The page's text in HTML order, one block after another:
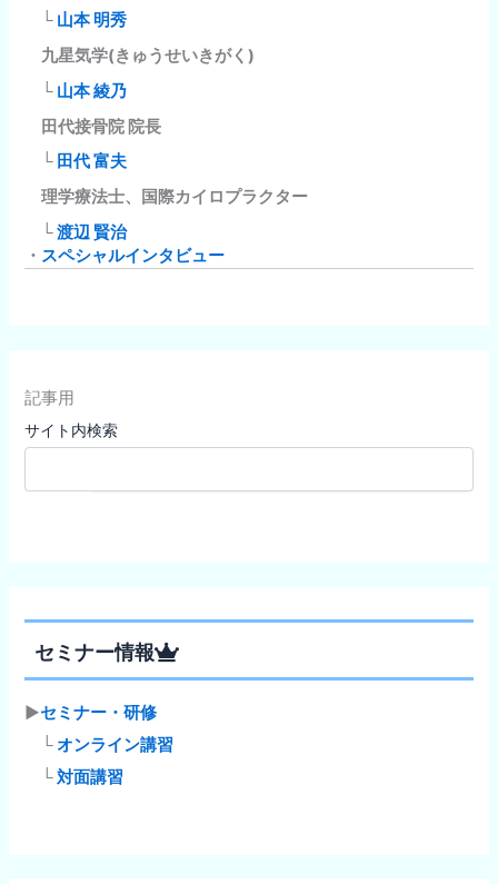
└ 山本 明秀
九星気学(きゅうせいきがく)
└ 山本 綾乃
田代接骨院 院長
└ 田代 富夫
理学療法士、国際カイロプラクター
└渡辺 賢治
・ スペシャルインタビュー
記事用
サイト内検索
セミナー情報
▶セミナー・研修
└オンライン講習
└対面講習